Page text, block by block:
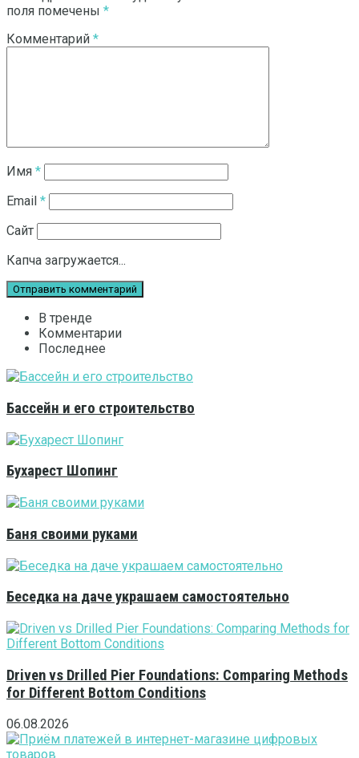
поля помечены *
Комментарий *
Имя *
Email *
Сайт
Капча загружается...
В тренде
Комментарии
Последнее
Бассейн и его строительство
Бухарест Шопинг
Баня своими руками
Беседка на даче украшаем самостоятельно
Driven vs Drilled Pier Foundations: Comparing Methods
for Different Bottom Conditions
06.08.2026